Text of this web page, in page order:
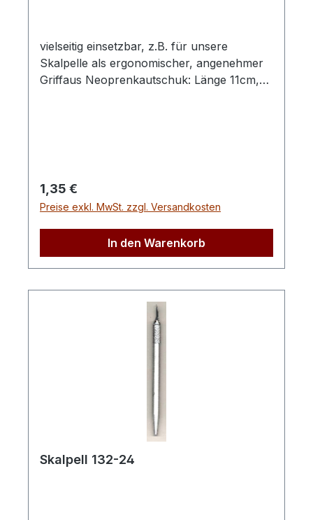
vielseitig einsetzbar, z.B. für unsere
Skalpelle als ergonomischer, angenehmer
Griffaus Neoprenkautschuk: Länge 11cm,
Regulärer Preis:
1,35 €
Preise exkl. MwSt. zzgl. Versandkosten
In den Warenkorb
Skalpell 132-24